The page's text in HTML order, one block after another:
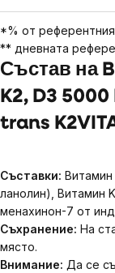
*% от
** дневната
Състав на
K2, D3 5000
trans
Съставки: Витамин
ланолин), Витамин
менахинон-7 от
Съхранение: На
място.
Внимание: Да се